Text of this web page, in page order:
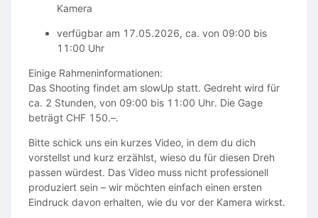
Kamera
verfügbar am 17.05.2026, ca. von 09:00 bis
11:00 Uhr
Einige Rahmeninformationen:
Das Shooting findet am slowUp statt. Gedreht wird für
ca. 2 Stunden, von 09:00 bis 11:00 Uhr. Die Gage
beträgt CHF 150.–.
Bitte schick uns ein kurzes Video, in dem du dich
vorstellst und kurz erzählst, wieso du für diesen Dreh
passen würdest. Das Video muss nicht professionell
produziert sein – wir möchten einfach einen ersten
Eindruck davon erhalten, wie du vor der Kamera wirkst.